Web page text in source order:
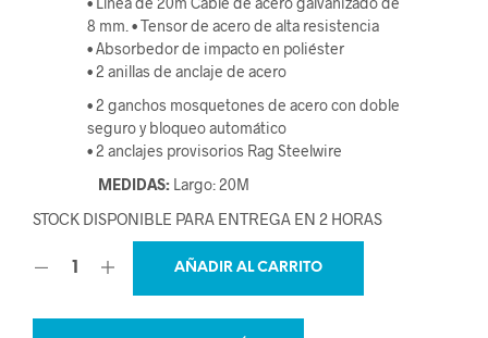
8 mm. • Tensor de acero de alta resistencia
• Absorbedor de impacto en poliéster
• 2 anillas de anclaje de acero
• 2 ganchos mosquetones de acero con doble
seguro y bloqueo automático
• 2 anclajes provisorios Rag Steelwire
MEDIDAS: Largo: 20M
STOCK DISPONIBLE PARA ENTREGA EN 2 HORAS
AÑADIR AL CARRITO